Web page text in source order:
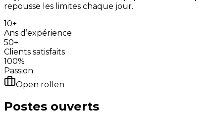
repousse les limites chaque jour.
10+
Ans d’expérience
50+
Clients satisfaits
100%
Passion
Open rollen
Postes ouverts